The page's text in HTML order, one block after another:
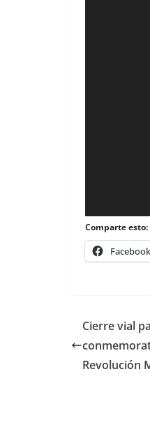
Comparte esto:
Facebook
Cierre vial
Revolución